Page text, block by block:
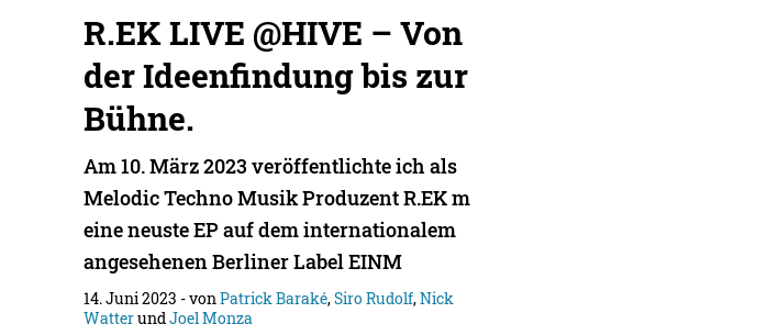
R.EK LIVE @HIVE – Von
der Ideenfindung bis zur
Bühne.
Am 10. März 2023 veröffentlichte ich als
Melodic Techno Musik Produzent R.EK m
eine neuste EP auf dem internationalem
angesehenen Berliner Label EINM
14. Juni 2023 - vonPatrick Baraké,Siro Rudolf,Nick
WatterundJoel Monza